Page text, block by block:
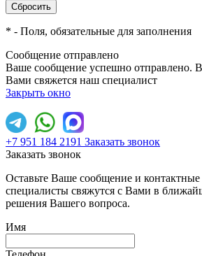
* - Поля, обязательные для заполнения
Сообщение отправлено
Ваше сообщение успешно отправлено.
Вами свяжется наш специалист
Закрыть окно
+7 951 184 2191 Заказать звонок
Заказать звонок
Оставьте Ваше сообщение и
специалисты свяжутся с Вами в
решения Вашего вопроса.
Имя